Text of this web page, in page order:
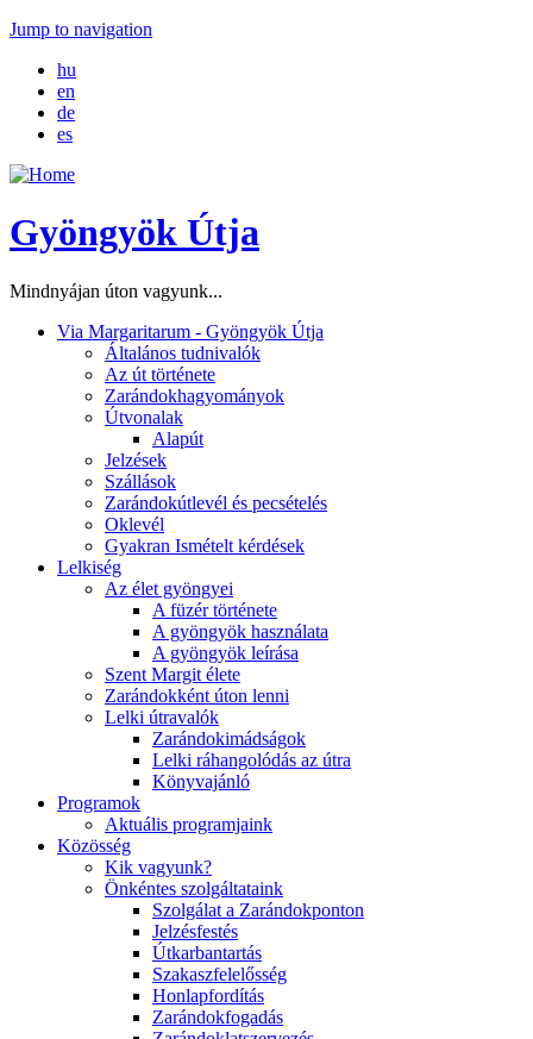
Jump to navigation
hu
en
de
es
Gyöngyök Útja
Mindnyájan úton vagyunk...
Via Margaritarum - Gyöngyök Útja
Általános tudnivalók
Az út története
Zarándokhagyományok
Útvonalak
Alapút
Jelzések
Szállások
Zarándokútlevél és pecsételés
Oklevél
Gyakran Ismételt kérdések
Lelkiség
Az élet gyöngyei
A füzér története
A gyöngyök használata
A gyöngyök leírása
Szent Margit élete
Zarándokként úton lenni
Lelki útravalók
Zarándokimádságok
Lelki ráhangolódás az útra
Könyvajánló
Programok
Aktuális programjaink
Közösség
Kik vagyunk?
Önkéntes szolgáltataink
Szolgálat a Zarándokponton
Jelzésfestés
Útkarbantartás
Szakaszfelelősség
Honlapfordítás
Zarándokfogadás